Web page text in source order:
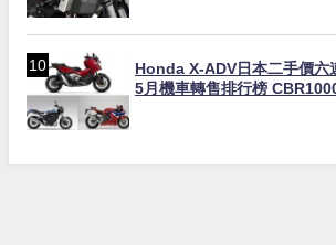
Honda X-ADV日本二手價六
5月機車轉售排行榜